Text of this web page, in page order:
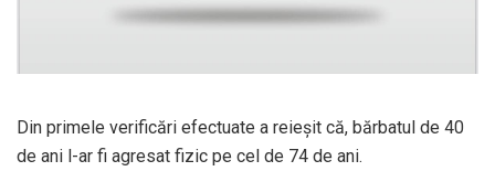
Din primele verificări efectuate a reieșit că, bărbatul de 40
de ani l-ar fi agresat fizic pe cel de 74 de ani.